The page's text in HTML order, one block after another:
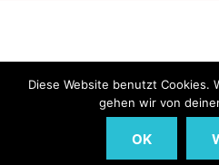
Diese Website benutzt Cookies.
gehen wir von
OK